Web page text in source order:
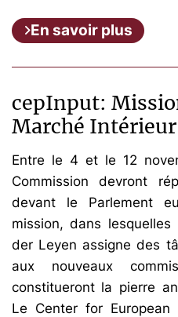
En savoir plus
cepInput:
Marché
Entre le 4 et le 12
Commission devront
devant le Parlement
mission, dans
der Leyen assigne des
aux nouveaux
constitueront la pierre
Le Center for